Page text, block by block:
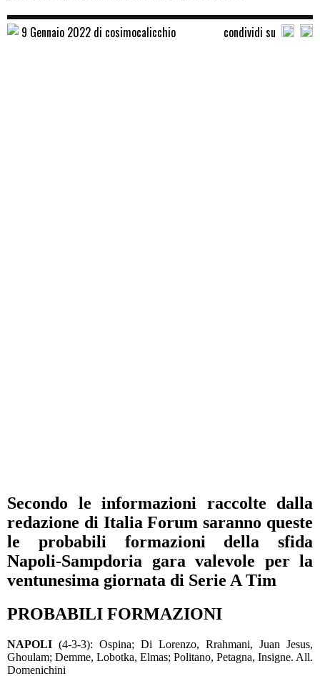
9 Gennaio 2022 di cosimocalicchio condividi su
Secondo le informazioni raccolte dalla
redazione di Italia Forum saranno queste
le probabili formazioni della sfida
Napoli-Sampdoria gara valevole per la
ventunesima giornata di Serie A Tim
PROBABILI FORMAZIONI
NAPOLI (4-3-3): Ospina; Di Lorenzo, Rrahmani, Juan Jesus,
Ghoulam; Demme, Lobotka, Elmas; Politano, Petagna, Insigne. All.
Domenichini